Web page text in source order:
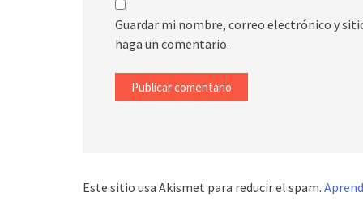
Guardar mi nombre, correo electrónico y
haga un comentario.
Este sitio usa Akismet para reducir el spam.